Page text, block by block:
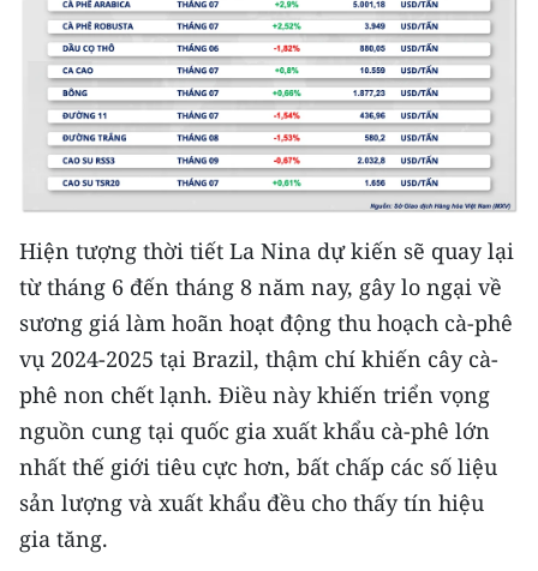
Media Thế giới
Media Thể thao
Media Giáo dục
Media Y tế
Media Khoa học - Công nghệ
Media Môi trường
Ảnh
Infographic
TIN MỚI
TIN ĐỊA PHƯƠNG
Hiện tượng thời tiết La Nina dự kiến sẽ quay lại
từ tháng 6 đến tháng 8 năm nay, gây lo ngại về
sương giá làm hoãn hoạt động thu hoạch cà-phê
vụ 2024-2025 tại Brazil, thậm chí khiến cây cà-
phê non chết lạnh. Điều này khiến triển vọng
nguồn cung tại quốc gia xuất khẩu cà-phê lớn
nhất thế giới tiêu cực hơn, bất chấp các số liệu
sản lượng và xuất khẩu đều cho thấy tín hiệu
gia tăng.